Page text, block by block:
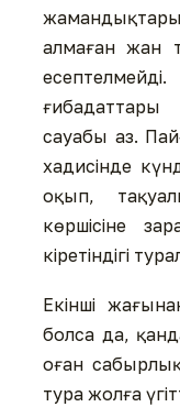
алмаған жан
сауабы аз.
хадисінде
оқып,
көршісіне
кіретіндігі
Екінші
болса да,
оған
тура жолға